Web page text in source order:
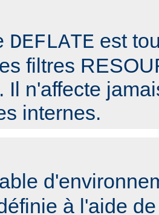
DEFLATE est
filtres
Il n'affecte
internes.
à l'aide